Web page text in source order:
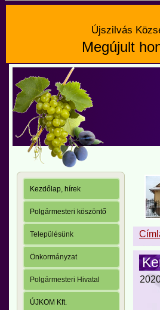
Újszilvás
Megújult
Kezdőlap, hírek
Polgármesteri köszöntő
Településünk
Önkormányzat
Polgármesteri Hivatal
ÚJKOM Kft.